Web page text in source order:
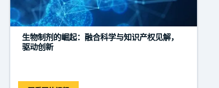
生物制剂的崛起：融合科学与知识产权见解，
驱动创新